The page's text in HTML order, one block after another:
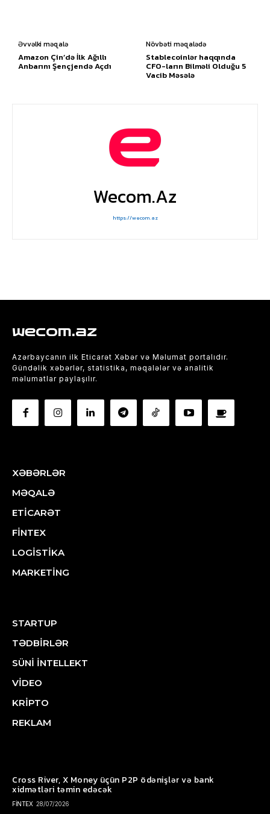
Əvvəlki məqalə
Amazon Çin’də İlk Ağıllı
Anbarını Şençjendə Açdı
Növbəti məqalədə
Stablecoinlər haqqında
CFO-ların Bilməli Olduğu 5
Vacib Məsələ
Wecom.az
https://wecom.az
wecom.az
Azərbaycanın ilk Eticarət Xəbər və Məlumat portalıdır.
Gündəlik xəbərlər, statistika, məqalələr və analitik
məlumatlar paylaşılır.
XƏBƏRLƏR
MƏQALƏ
ETİCARƏT
FİNTEX
LOGİSTİKA
MARKETİNG
STARTUP
TƏDBİRLƏR
SÜNİ İNTELLEKT
VİDEO
KRİPTO
REKLAM
Cross River, X Money üçün P2P ödənişlər və bank
xidmətləri təmin edəcək
FİNTEX 28/07/2026